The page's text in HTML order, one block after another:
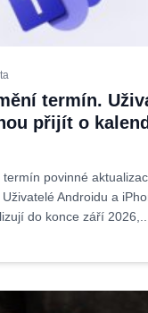
termín.
přijít o
termín povinné
Androidu a
do konce září 2026,...